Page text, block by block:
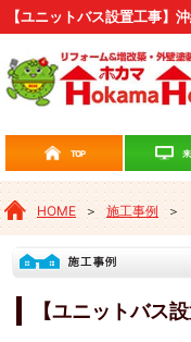
【ユニットバス設置工事
TOP
HOME ＞ 施工事例 ＞
【ユニットバス